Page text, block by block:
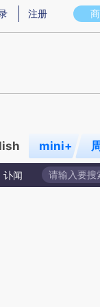
意图存在偏差。不代
注册
mini+
讣闻